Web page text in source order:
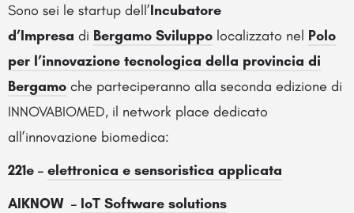
Sono sei le startup dell’Incubatore
d’Impresa di Bergamo Sviluppo localizzato nel Polo
per l’innovazione tecnologica della provincia di
Bergamo che parteciperanno alla seconda edizione di
INNOVABIOMED, il network place dedicato
all’innovazione biomedica:
221e – elettronica e sensoristica applicata
AIKNOW – IoT Software solutions